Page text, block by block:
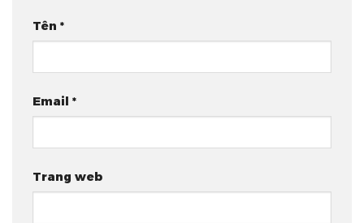
Tên *
Email *
Trang web